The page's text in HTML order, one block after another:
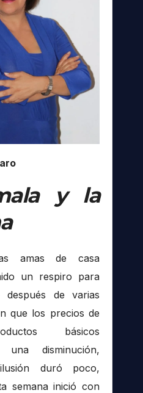
y la
amas de casa
un respiro para
después de varias
que los precios de
básicos
una disminución,
duró poco,
semana inició con